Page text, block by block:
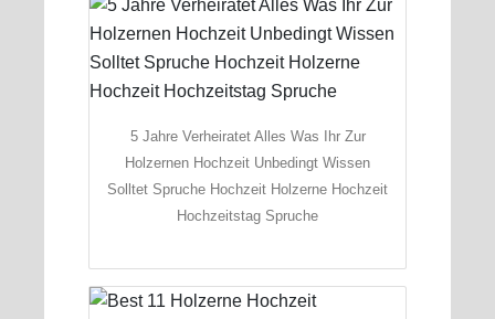
5 Jahre Verheiratet Alles Was Ihr Zur
Holzernen Hochzeit Unbedingt Wissen
Solltet Spruche Hochzeit Holzerne Hochzeit
Hochzeitstag Spruche